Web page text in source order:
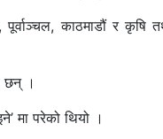
काठमाडौं र कृषि
छन् ।
मा परेको थियो ।